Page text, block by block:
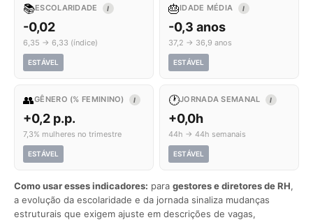
📚ESCOLARIDADE I
-0,02
6,35 → 6,33 (índice)
ESTÁVEL
🎂IDADE MÉDIA I
-0,3 anos
37,2 → 36,9 anos
ESTÁVEL
👥GÊNERO (% FEMININO) I
+0,2 p.p.
7,3% mulheres no trimestre
ESTÁVEL
🕐JORNADA SEMANAL I
+0,0h
44h → 44h semanais
ESTÁVEL
Como usar esses indicadores: para gestores e diretores de RH,
a evolução da escolaridade e da jornada sinaliza mudanças
estruturais que exigem ajuste em descrições de vagas,